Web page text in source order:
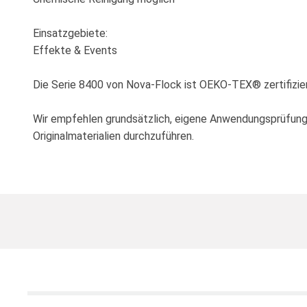
Einsatzgebiete:
Effekte & Events
Die Serie 8400 von Nova-Flock ist OEKO-TEX®
Wir empfehlen grundsätzlich, eigene
Originalmaterialien durchzuführen.